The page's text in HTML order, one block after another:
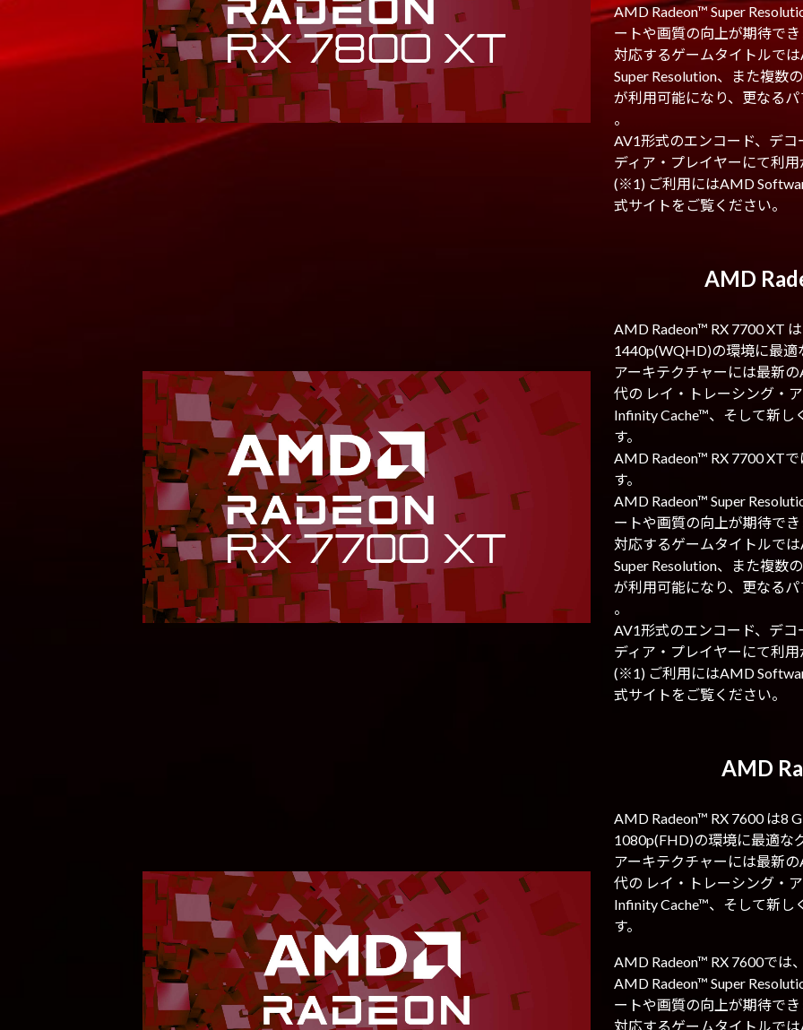
AMD Radeon™ Super
ートや画質の向上が期待で
対応するゲームタイトルで
Super Resolution、また複数
が利用可能になり、更なる
。
AV1形式のエンコード、デ
ディア・プレイヤーにて利
(※1) ご利用にはAMD
式サイトをご覧ください。
AMD
AMD Radeon™ RX 7700 XT
1440p(WQHD)の環境に最適
アーキテクチャーには最新
代の レイ・トレーシング・
Infinity Cache™、そして新し
す。
AMD Radeon™ RX 7700 XT
す。
AMD Radeon™ Super
ートや画質の向上が期待で
対応するゲームタイトルで
Super Resolution、また複数
が利用可能になり、更なる
。
AV1形式のエンコード、デ
ディア・プレイヤーにて利
(※1) ご利用にはAMD
式サイトをご覧ください。
AMD
AMD Radeon™ RX 7600 は8
1080p(FHD)の環境に最適な
アーキテクチャーには最新
代の レイ・トレーシング・
Infinity Cache™、そして新し
す。
AMD Radeon™ RX 7600では
AMD Radeon™ Super
ートや画質の向上が期待で
対応するゲームタイトルで